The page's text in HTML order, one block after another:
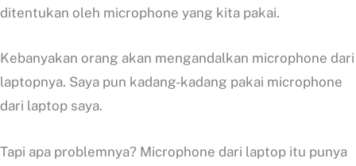
ditentukan oleh microphone yang kita pakai.
Kebanyakan orang akan mengandalkan microphone dari
laptopnya. Saya pun kadang-kadang pakai microphone
dari laptop saya.
Tapi apa problemnya? Microphone dari laptop itu punya